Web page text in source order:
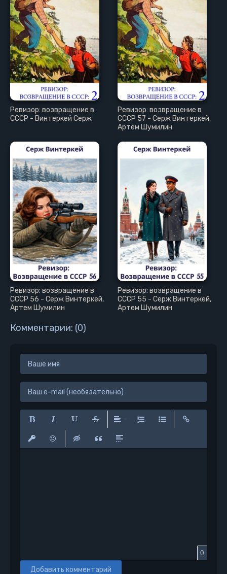
Ревизор: возвращение в
СССР - Винтеркей Серж
Ревизор: возвращение в
СССР 57 - Серж Винтеркей,
Артем Шумилин
Ревизор: возвращение в
СССР 56 - Серж Винтеркей,
Артем Шумилин
Ревизор: возвращение в
СССР 55 - Серж Винтеркей,
Артем Шумилин
Комментарии: (0)
Полужирный
Курсив Подчеркнутый
0
Добавить комментарий